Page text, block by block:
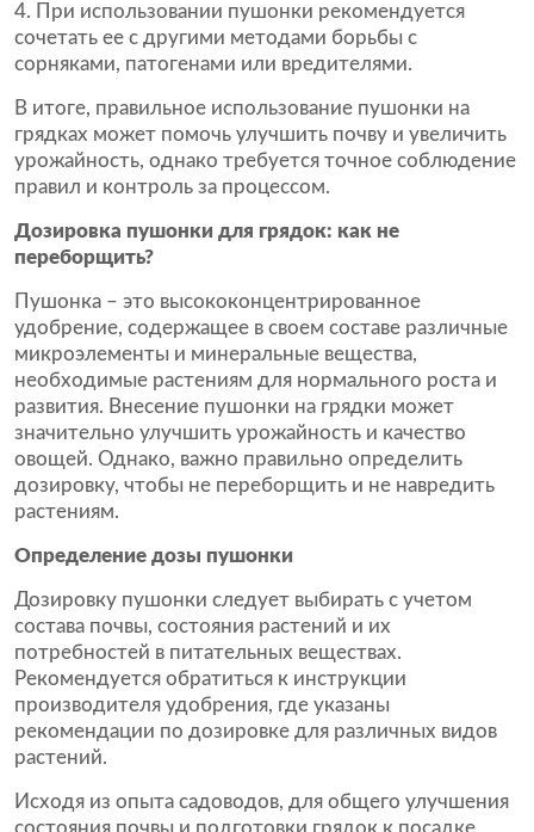
При использовании пушонки рекомендуется
сочетать ее с другими методами борьбы с
сорняками, патогенами или вредителями.
В итоге, правильное использование пушонки на
грядках может помочь улучшить почву и увеличить
урожайность, однако требуется точное соблюдение
правил и контроль за процессом.
Дозировка пушонки для грядок: как не
переборщить?
Пушонка – это высококонцентрированное
удобрение, содержащее в своем составе различные
микроэлементы и минеральные вещества,
необходимые растениям для нормального роста и
развития. Внесение пушонки на грядки может
значительно улучшить урожайность и качество
овощей. Однако, важно правильно определить
дозировку, чтобы не переборщить и не навредить
растениям.
Определение дозы пушонки
Дозировку пушонки следует выбирать с учетом
состава почвы, состояния растений и их
потребностей в питательных веществах.
Рекомендуется обратиться к инструкции
производителя удобрения, где указаны
рекомендации по дозировке для различных видов
растений.
Исходя из опыта садоводов, для общего улучшения